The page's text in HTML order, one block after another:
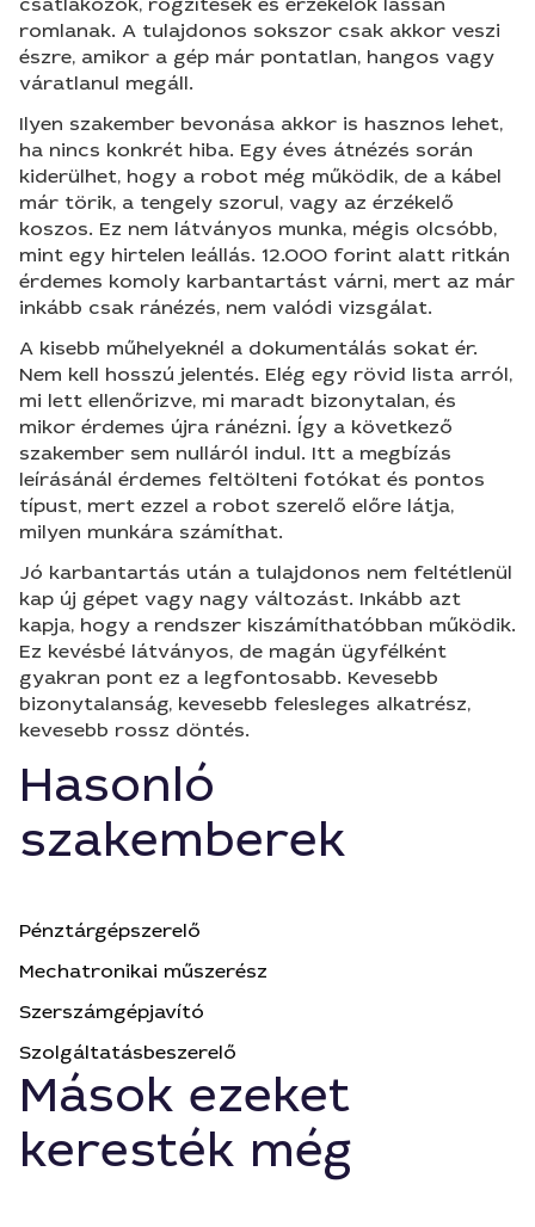
romlanak. A tulajdonos sokszor csak akkor veszi
észre, amikor a gép már pontatlan, hangos vagy
váratlanul megáll.
Ilyen szakember bevonása akkor is hasznos lehet,
ha nincs konkrét hiba. Egy éves átnézés során
kiderülhet, hogy a robot még működik, de a kábel
már törik, a tengely szorul, vagy az érzékelő
koszos. Ez nem látványos munka, mégis olcsóbb,
mint egy hirtelen leállás. 12.000 forint alatt ritkán
érdemes komoly karbantartást várni, mert az már
inkább csak ránézés, nem valódi vizsgálat.
A kisebb műhelyeknél a dokumentálás sokat ér.
Nem kell hosszú jelentés. Elég egy rövid lista arról,
mi lett ellenőrizve, mi maradt bizonytalan, és
mikor érdemes újra ránézni. Így a következő
szakember sem nulláról indul. Itt a megbízás
leírásánál érdemes feltölteni fotókat és pontos
típust, mert ezzel a robot szerelő előre látja,
milyen munkára számíthat.
Jó karbantartás után a tulajdonos nem feltétlenül
kap új gépet vagy nagy változást. Inkább azt
kapja, hogy a rendszer kiszámíthatóbban működik.
Ez kevésbé látványos, de magán ügyfélként
gyakran pont ez a legfontosabb. Kevesebb
bizonytalanság, kevesebb felesleges alkatrész,
kevesebb rossz döntés.
Hasonló
szakemberek
Pénztárgépszerelő
Mechatronikai műszerész
Szerszámgépjavító
Szolgáltatásbeszerelő
Mások ezeket
keresték még